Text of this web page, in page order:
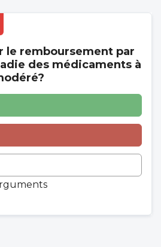
le remboursement par
des médicaments à